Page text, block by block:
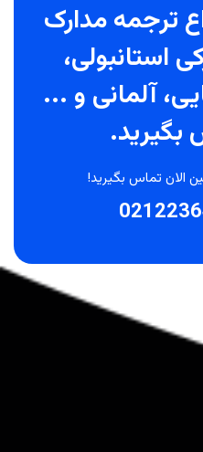
ترجمه مدارک
استانبولی،
آلمانی و ...
بگیرید.
الان تماس بگیرید!